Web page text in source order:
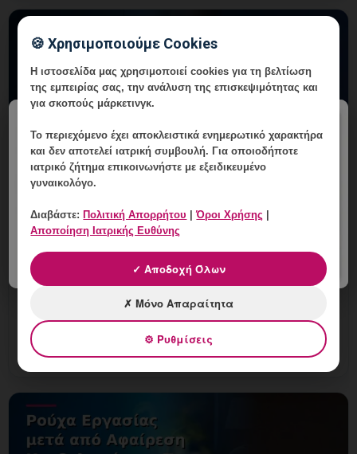
HPV Δείγμα με Πολλή Βλέννα: Πότε
Χρειάζεται Νέα Λήψη;
6 Αυγούστου, 2026
HPV Δείγμα με Πολλή Βλέννα: εξατομικευμένη
γυναικολογική αξιολόγηση, σαφές πλάνο
παρακολούθησης και ραντεβού στη Vital WomanHood
Clinic Γλυφάδας.
🍪 Χρησιμοποιούμε Cookies
Η ιστοσελίδα μας χρησιμοποιεί cookies για τη βελτίωση
της εμπειρίας σας, την ανάλυση της επισκεψιμότητας και
για σκοπούς μάρκετινγκ.
Το περιεχόμενο έχειαποκλειστικά ενημερωτικό χαρακτήρα
και δεν αποτελεί ιατρική συμβουλή. Για οποιοδήποτε
ιατρικό ζήτημα επικοινωνήστε με εξειδικευμένο
γυναικολόγο.
Διαβάστε: Πολιτική Απορρήτου |Όροι Χρήσης
Αποποίηση Ιατρικής Ευθύνης
✓ Αποδοχή Όλων
✗ Μόνο Απαραίτητα
⚙ Ρυθμίσεις